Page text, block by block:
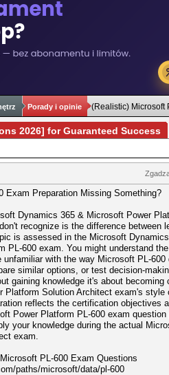
Porady i opinie (Realistic) Microsoft
2026] for Guaranteed Success
Exam Preparation Missing Something?
Dynamics 365 & Microsoft Power
recognize is the difference between
is assessed in the Microsoft
PL-600 exam. You might understand
with the way Microsoft PL-600
similar options, or test decision-
gaining knowledge it's about becoming
Platform Solution Architect exam's style
reflects the certification objectives
Power Platform PL-600 exam
your knowledge during the actual
exam.
PL-600 Exam Questions
paths/microsoft/data/pl-600